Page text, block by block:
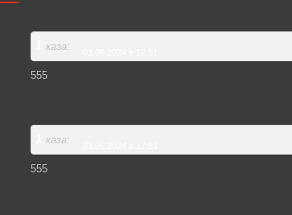
каза:
555
каза:
555